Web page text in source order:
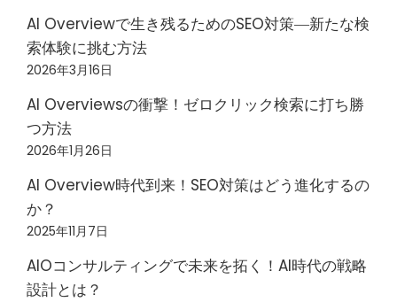
AI Overviewで生き残るためのSEO対策―新たな検
索体験に挑む方法
2026年3月16日
AI Overviewsの衝撃！ゼロクリック検索に打ち勝
つ方法
2026年1月26日
AI Overview時代到来！SEO対策はどう進化するの
か？
2025年11月7日
AIOコンサルティングで未来を拓く！AI時代の戦略
設計とは？